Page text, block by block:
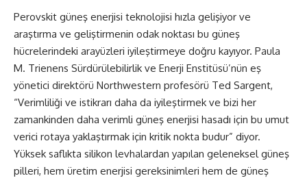
Perovskit güneş enerjisi teknolojisi hızla gelişiyor ve
araştırma ve geliştirmenin odak noktası bu güneş
hücrelerindeki arayüzleri iyileştirmeye doğru kayıyor. Paula
M. Trienens Sürdürülebilirlik ve Enerji Enstitüsü’nün eş
yönetici direktörü Northwestern profesörü Ted Sargent,
“Verimliliği ve istikrarı daha da iyileştirmek ve bizi her
zamankinden daha verimli güneş enerjisi hasadı için bu umut
verici rotaya yaklaştırmak için kritik nokta budur” diyor.
Yüksek saflıkta silikon levhalardan yapılan geleneksel güneş
pilleri, hem üretim enerjisi gereksinimleri hem de güneş